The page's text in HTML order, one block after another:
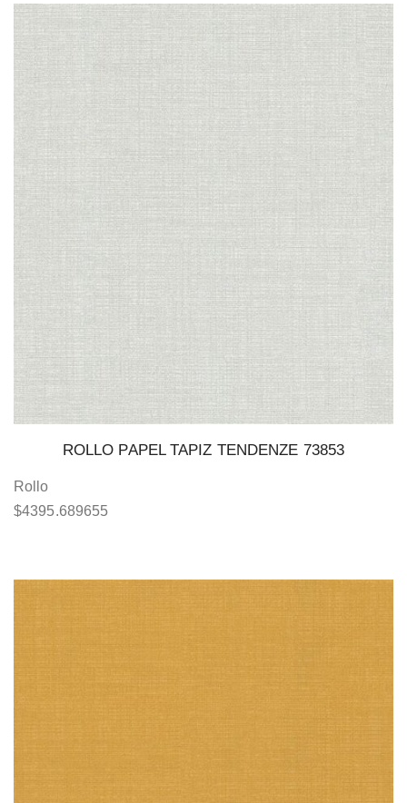
ROLLO PAPEL TAPIZ TENDENZE 73853
Rollo
$4395.689655